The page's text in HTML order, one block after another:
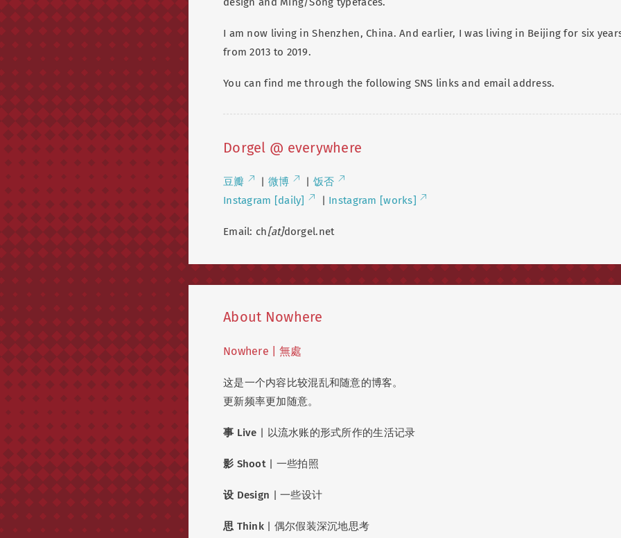
I am now living in Shenzhen, China. And earlier, I was living in Beijing for six
from 2013 to 2019.
You can find me through the following SNS links and email address.
Dorgel @ everywhere
豆瓣 | 微博 | 饭否
Instagram [daily]
| Instagram [works]
Email: ch[at]dorgel.net
About Nowhere
Nowhere | 無處
这是一个内容比较混乱和随意的博客。
更新频率更加随意。
事 Live | 以流水账的形式所作的生活记录
影 Shoot | 一些拍照
设 Design | 一些设计
思 Think | 偶尔假装深沉地思考